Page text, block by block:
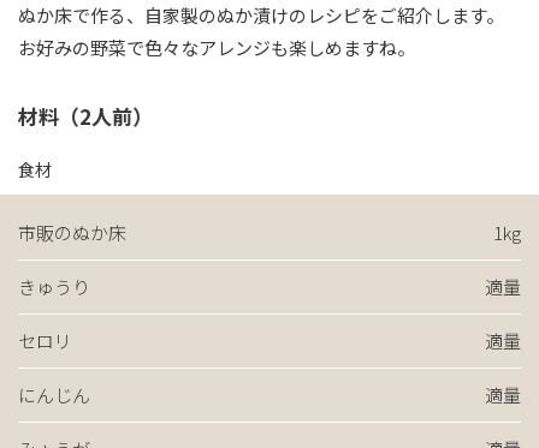
ぬか床で作る、自家製のぬか漬けのレシピをご紹介します。
お好みの野菜で色々なアレンジも楽しめますね。
材料（2人前）
食材
市販のぬか床 1kg
きゅうり 適量
セロリ 適量
にんじん 適量